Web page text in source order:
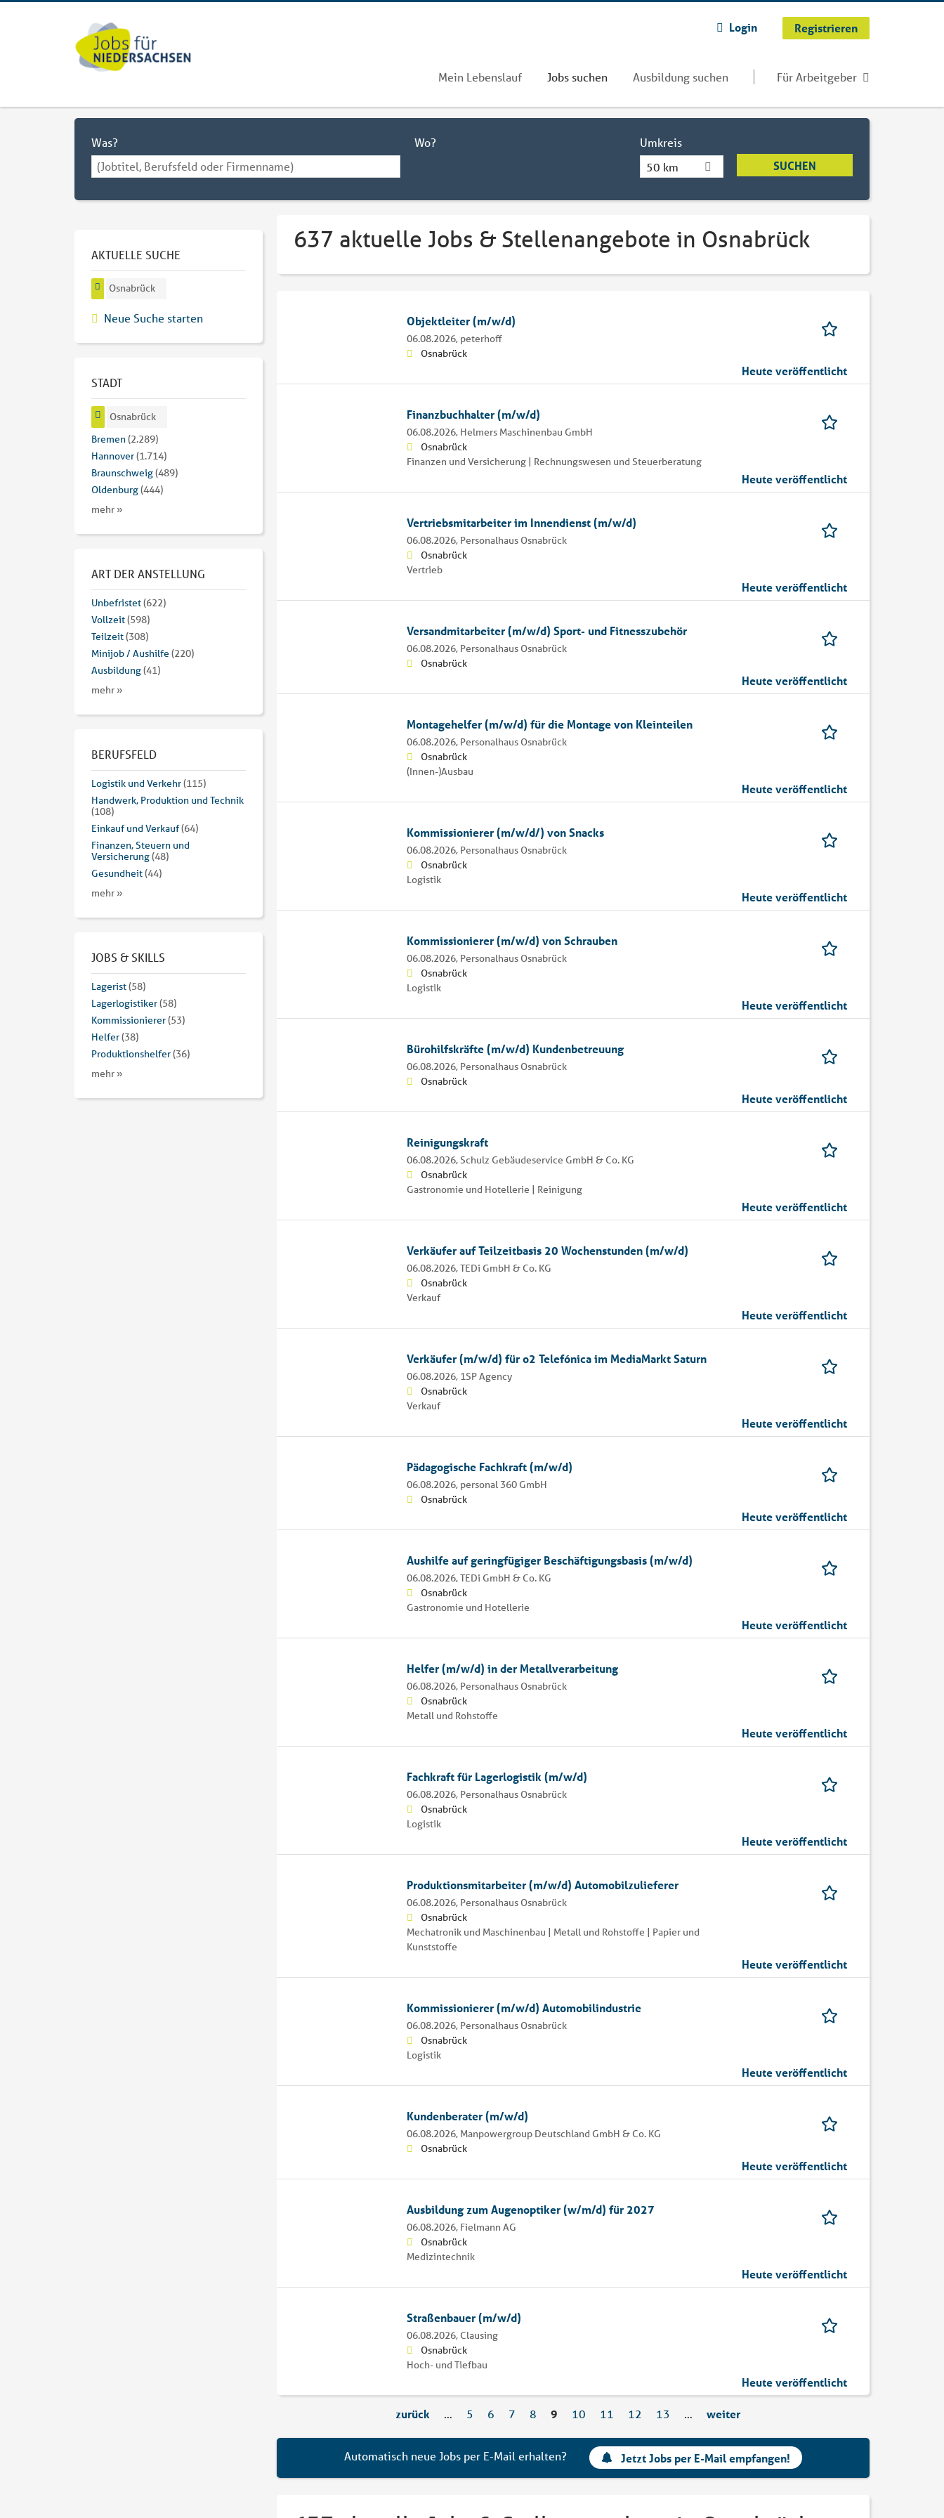
Login Registrieren
Mein Lebenslauf Jobs suchen Ausbildung suchen Für Arbeitgeber
Was? Wo?
Umkreis
50 km
637 aktuelle Jobs & Stellenangebote in Osnabrück
Objektleiter (m/w/d)
06.08.2026, peterhoff
Osnabrück
Heute veröffentlicht
Finanzbuchhalter (m/w/d)
06.08.2026, Helmers Maschinenbau GmbH
Osnabrück
Finanzen und Versicherung | Rechnungswesen und Steuerberatung
Heute veröffentlicht
Vertriebsmitarbeiter im Innendienst (m/w/d)
06.08.2026, Personalhaus Osnabrück
Osnabrück
Vertrieb
Heute veröffentlicht
Versandmitarbeiter (m/w/d) Sport- und Fitnesszubehör
06.08.2026, Personalhaus Osnabrück
Osnabrück
Heute veröffentlicht
Montagehelfer (m/w/d) für die Montage von Kleinteilen
06.08.2026, Personalhaus Osnabrück
Osnabrück
(Innen-)Ausbau
Heute veröffentlicht
Kommissionierer (m/w/d/) von Snacks
06.08.2026, Personalhaus Osnabrück
Osnabrück
Logistik
Heute veröffentlicht
Kommissionierer (m/w/d) von Schrauben
06.08.2026, Personalhaus Osnabrück
Osnabrück
Logistik
Heute veröffentlicht
Bürohilfskräfte (m/w/d) Kundenbetreuung
06.08.2026, Personalhaus Osnabrück
Osnabrück
Heute veröffentlicht
Reinigungskraft
06.08.2026, Schulz Gebäudeservice GmbH & Co. KG
Osnabrück
Gastronomie und Hotellerie | Reinigung
Heute veröffentlicht
Verkäufer auf Teilzeitbasis 20 Wochenstunden (m/w/d)
06.08.2026,TEDi GmbH & Co. KG
Osnabrück
Verkauf
Heute veröffentlicht
Verkäufer (m/w/d) für o2 Telefónica im MediaMarkt Saturn
06.08.2026, 1SP Agency
Osnabrück
Verkauf
Heute veröffentlicht
Pädagogische Fachkraft (m/w/d)
06.08.2026, personal 360 GmbH
Osnabrück
Heute veröffentlicht
Aushilfe auf geringfügiger Beschäftigungsbasis (m/w/d)
06.08.2026,TEDi GmbH & Co. KG
Osnabrück
Gastronomie und Hotellerie
Heute veröffentlicht
Helfer (m/w/d) in der Metallverarbeitung
06.08.2026, Personalhaus Osnabrück
Osnabrück
Metall und Rohstoffe
Heute veröffentlicht
Fachkraft für Lagerlogistik (m/w/d)
06.08.2026, Personalhaus Osnabrück
Osnabrück
Logistik
Heute veröffentlicht
Produktionsmitarbeiter (m/w/d) Automobilzulieferer
06.08.2026, Personalhaus Osnabrück
Osnabrück
Mechatronik und Maschinenbau | Metall und Rohstoffe | Papier und
Kunststoffe
Heute veröffentlicht
Kommissionierer (m/w/d) Automobilindustrie
06.08.2026, Personalhaus Osnabrück
Osnabrück
Logistik
Heute veröffentlicht
Kundenberater (m/w/d)
06.08.2026, Manpowergroup Deutschland GmbH & Co. KG
Osnabrück
Heute veröffentlicht
Ausbildung zum Augenoptiker (w/m/d) für 2027
06.08.2026, Fielmann AG
Osnabrück
Medizintechnik
Heute veröffentlicht
Straßenbauer (m/w/d)
06.08.2026, Clausing
Osnabrück
Hoch- und Tiefbau
Heute veröffentlicht
zurück … 5 6 7 8 9 10 11 12 13 … weiter
Automatisch neue Jobs per E-Mail erhalten? Jetzt Jobs per E-Mail empfangen!
AKTUELLE SUCHE
Osnabrück
Neue Suche starten
STADT
Osnabrück
Bremen(2.289)
Hannover(1.714)
Braunschweig(489)
Oldenburg(444)
mehr »
ART DER ANSTELLUNG
Unbefristet(622)
Vollzeit(598)
Teilzeit(308)
Minijob / Aushilfe (220)
Ausbildung(41)
mehr »
BERUFSFELD
Logistik und Verkehr(115)
Handwerk, Produktion und Technik
(108)
Einkauf und Verkauf(64)
Finanzen, Steuern und
Versicherung(48)
Gesundheit(44)
mehr »
JOBS & SKILLS
Lagerist(58)
Lagerlogistiker(58)
Kommissionierer(53)
Helfer(38)
Produktionshelfer(36)
mehr »